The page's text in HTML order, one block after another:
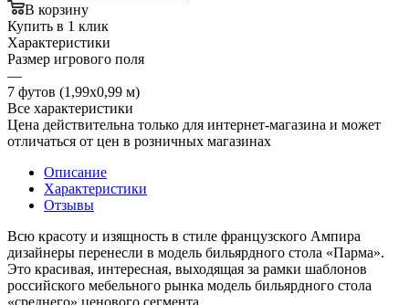
В корзину
Купить в 1 клик
Характеристики
Размер игрового поля
—
7 футов (1,99х0,99 м)
Все характеристики
Цена действительна только для интернет-магазина и может
отличаться от цен в розничных магазинах
Описание
Характеристики
Отзывы
Всю красоту и изящность в стиле французского Ампира
дизайнеры перенесли в модель бильярдного стола «Парма».
Это красивая, интересная, выходящая за рамки шаблонов
российского мебельного рынка модель бильярдного стола
«среднего» ценового сегмента.